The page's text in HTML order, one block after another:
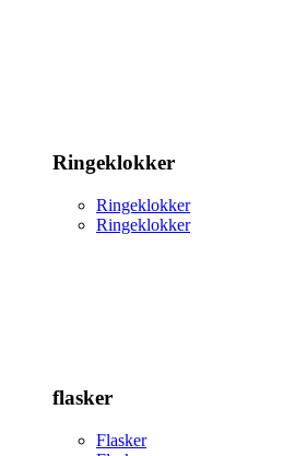
Ringeklokker
Ringeklokker
Ringeklokker
flasker
Flasker